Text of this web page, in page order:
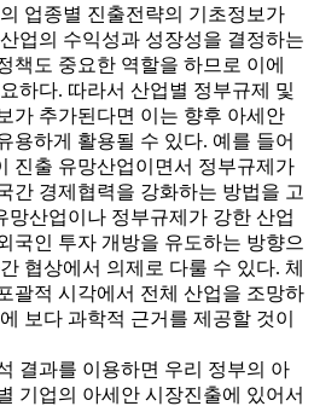
업종별 진출전략의 기초정보가
업의 수익성과 성장성을 결정하는
책도 중요한 역할을 하므로 이에
하다. 따라서 산업별 정부규제 및
가 추가된다면 이는 향후 아세안
용하게 활용될 수 있다. 예를 들어
진출 유망산업이면서 정부규제가
간 경제협력을 강화하는 방법을 고
망산업이나 정부규제가 강한 산업
국인 투자 개방을 유도하는 방향으
협상에서 의제로 다룰 수 있다. 체
괄적 시각에서 전체 산업을 조망하
보다 과학적 근거를 제공할 것이
결과를 이용하면 우리 정부의 아
기업의 아세안 시장진출에 있어서